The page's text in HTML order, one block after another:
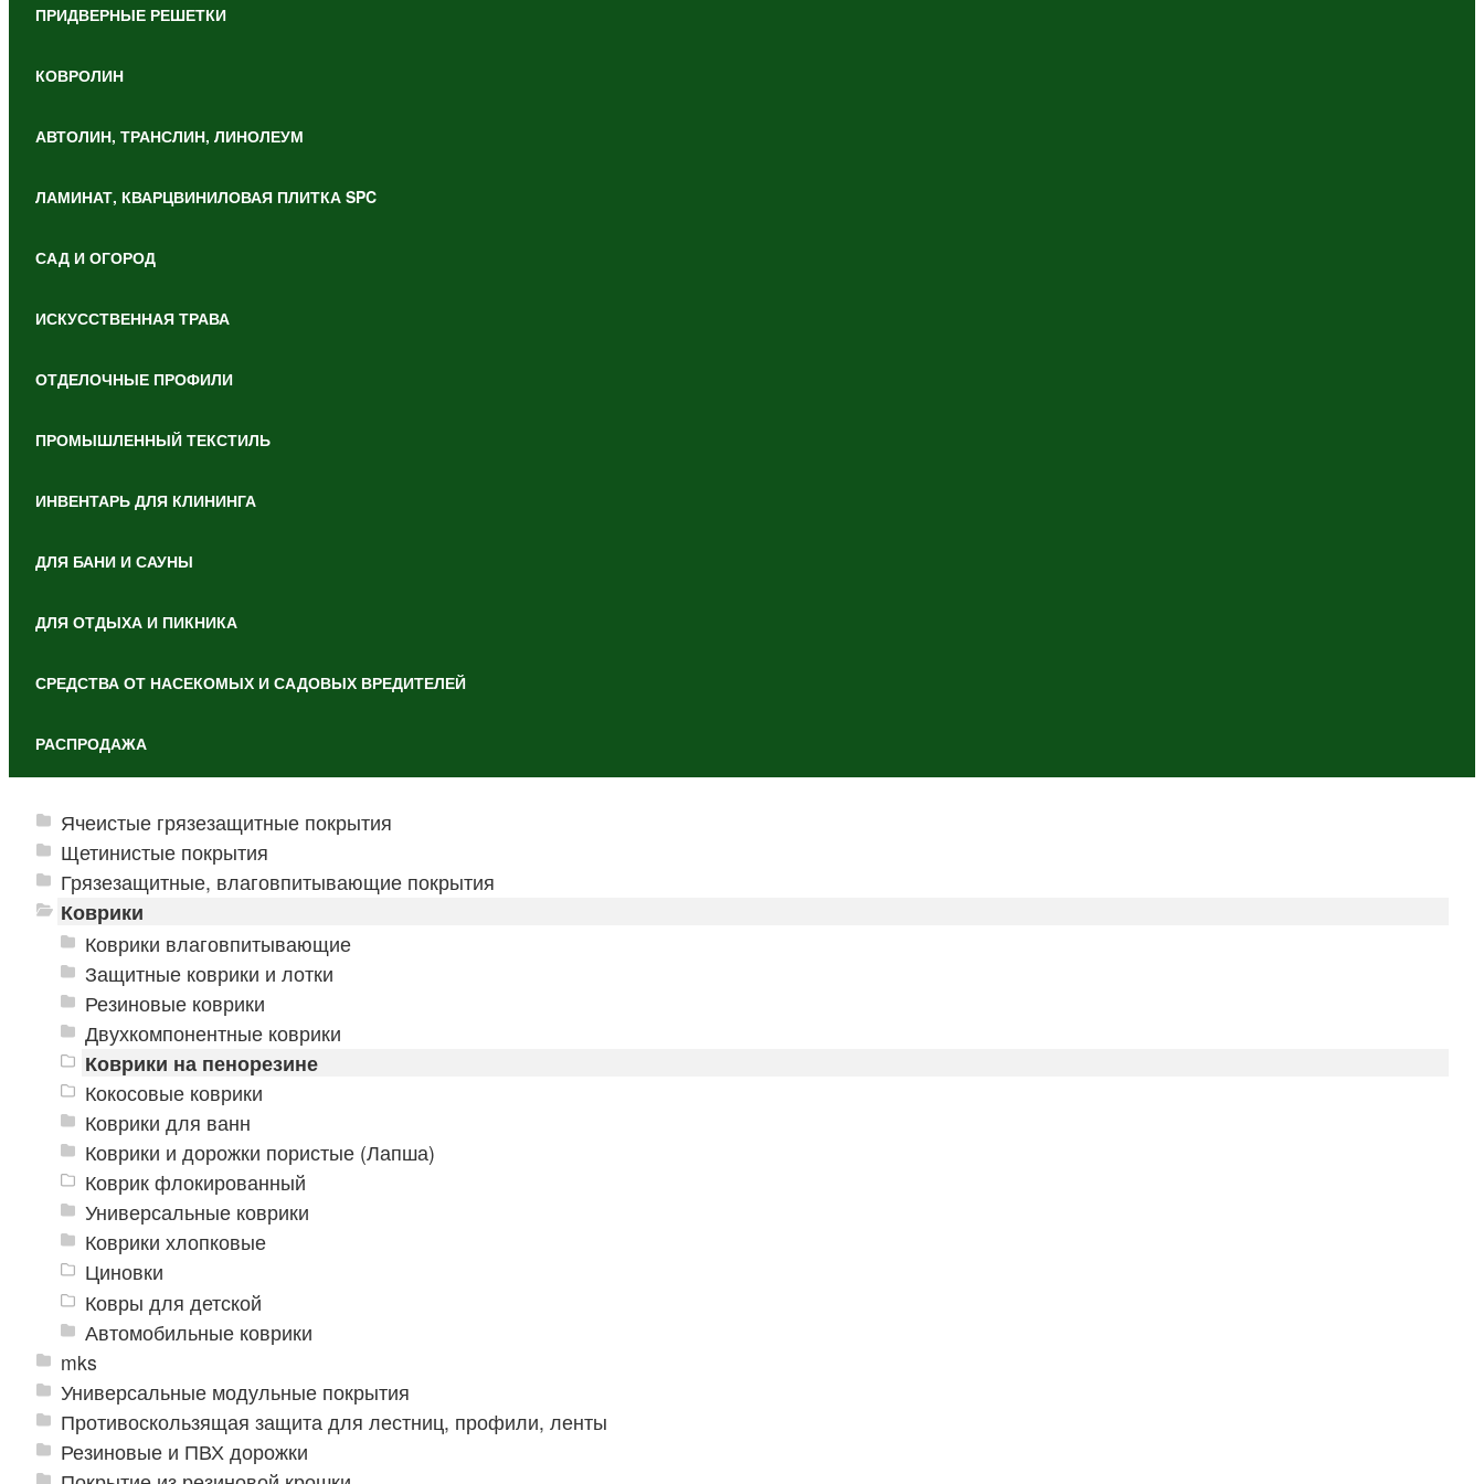
ПРИДВЕРНЫЕ РЕШЕТКИ
КОВРОЛИН
АВТОЛИН, ТРАНСЛИН, ЛИНОЛЕУМ
ЛАМИНАТ, КВАРЦВИНИЛОВАЯ ПЛИТКА SPC
САД И ОГОРОД
ИСКУССТВЕННАЯ ТРАВА
ОТДЕЛОЧНЫЕ ПРОФИЛИ
ПРОМЫШЛЕННЫЙ ТЕКСТИЛЬ
ИНВЕНТАРЬ ДЛЯ КЛИНИНГА
ДЛЯ БАНИ И САУНЫ
ДЛЯ ОТДЫХА И ПИКНИКА
СРЕДСТВА ОТ НАСЕКОМЫХ И САДОВЫХ ВРЕДИТЕЛЕЙ
РАСПРОДАЖА
Ячеистые грязезащитные покрытия
Щетинистые покрытия
Грязезащитные, влаговпитывающие покрытия
Коврики
Коврики влаговпитывающие
Защитные коврики и лотки
Резиновые коврики
Двухкомпонентные коврики
Коврики на пенорезине
Кокосовые коврики
Коврики для ванн
Коврики и дорожки пористые (Лапша)
Коврик флокированный
Универсальные коврики
Коврики хлопковые
Циновки
Ковры для детской
Автомобильные коврики
mks
Универсальные модульные покрытия
Противоскользящая защита для лестниц, профили, ленты
Резиновые и ПВХ дорожки